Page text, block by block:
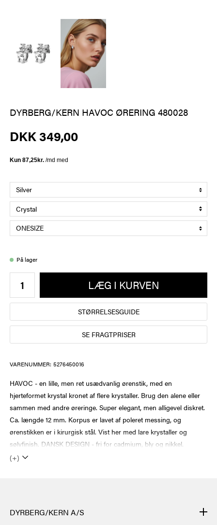
DYRBERG/KERN HAVOC ØRERING 480028
DKK 349,00
På lager
LÆG I KURVEN
STØRRELSESGUIDE
SE FRAGTPRISER
VARENUMMER: 5276450016
HAVOC - en lille, men ret usædvanlig ørenstik, med en
hjerteformet krystal kronet af flere krystaller. Brug den alene eller
sammen med andre øreringe. Super elegant, men alligevel diskret.
Ca. længde 12 mm. Korpus er lavet af poleret messing, og
ørenstikken er i kirurgisk stål. Vist her med lare krystaller og
sølvfinish. DANSK DESIGN - fri for cadmium, bly og nikkel.
(+)
DYRBERG/KERN A/S